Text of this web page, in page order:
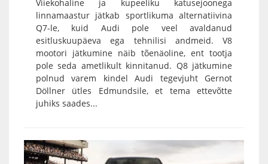
Viiekohaline ja kupeeliku katusejoonega
linnamaastur jätkab sportlikuma alternatiivina
Q7-le, kuid Audi pole veel avaldanud
esitluskuupäeva ega tehnilisi andmeid. V8
mootori jätkumine näib tõenäoline, ent tootja
pole seda ametlikult kinnitanud. Q8 jätkumine
polnud varem kindel Audi tegevjuht Gernot
Döllner ütles Edmundsile, et tema ettevõtte
juhiks saades...